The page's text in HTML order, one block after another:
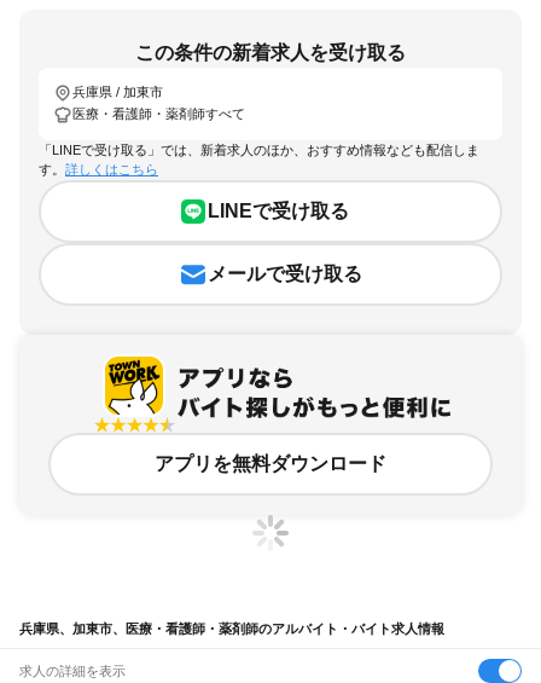
この条件の新着求人を受け取る
兵庫県 / 加東市
医療・看護師・薬剤師すべて
「LINEで受け取る」では、新着求人のほか、おすすめ情報なども配信しま
す。 詳しくはこちら
LINEで受け取る
メールで受け取る
アプリを無料ダウンロード
兵庫県、加東市、医療・看護師・薬剤師のアルバイト・バイト求人情報
求人の詳細を表示